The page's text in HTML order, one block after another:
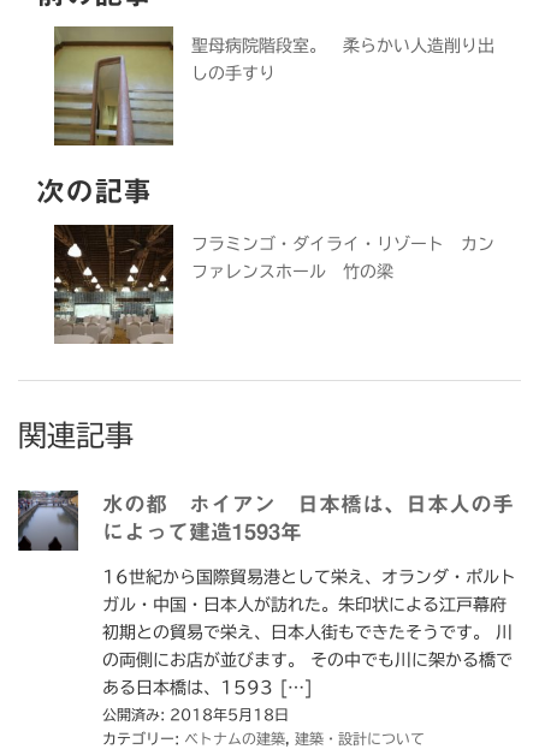
聖母病院階段室。 柔らかい人造削り出
しの手すり
次の記事
フラミンゴ・ダイライ・リゾート カン
ファレンスホール 竹の梁
関連記事
水の都 ホイアン 日本橋は、日本人の手
によって建造1593年
16世紀から国際貿易港として栄え、オランダ・ポルト
ガル・中国・日本人が訪れた。朱印状による江戸幕府
初期との貿易で栄え、日本人街もできたそうです。 川
の両側にお店が並びます。 その中でも川に架かる橋で
ある日本橋は、1593 […]
公開済み: 2018年5月18日
カテゴリー: ベトナムの建築 建築・設計について